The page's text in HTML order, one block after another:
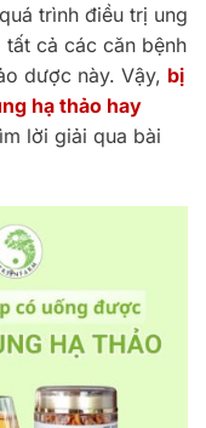
trình điều trị ung
tất cả các căn bệnh
dược này. Vậy, bị
hạ thảo hay
lời giải qua bài